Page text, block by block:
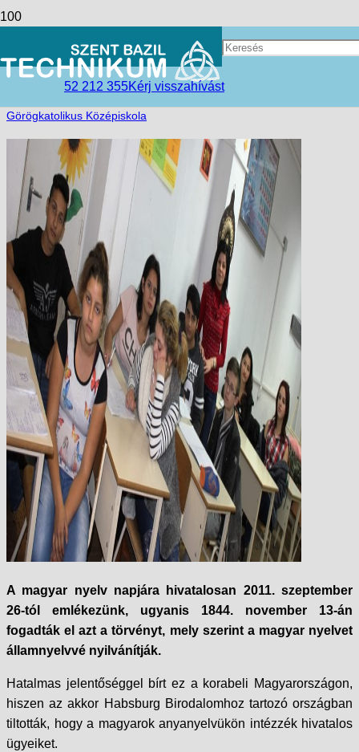
52 212 355Kérj visszahívást
A magyar nyelv napja
access_time2017-12-15
Hírek,Kisvárdai Tagintézmény,Szent Bazil
Görögkatolikus Középiskola
A magyar nyelv napjára hivatalosan 2011. szeptember
26-tól emlékezünk, ugyanis 1844. november 13-án
fogadták el azt a törvényt, mely szerint a magyar nyelvet
államnyelvvé nyilvánítják.
Hatalmas jelentőséggel bírt ez a korabeli Magyarországon,
hiszen az akkor Habsburg Birodalomhoz tartozó országban
tiltották, hogy a magyarok anyanyelvükön intézzék hivatalos
ügyeiket.